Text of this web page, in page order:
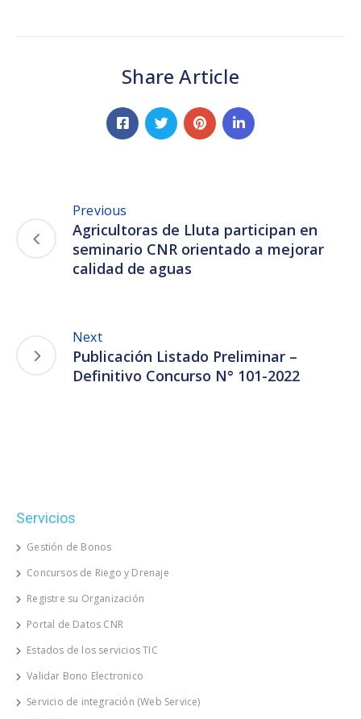
Share Article
Previous
Agricultoras de Lluta participan en
seminario CNR orientado a mejorar
calidad de aguas
Next
Publicación Listado Preliminar –
Definitivo Concurso N° 101-2022
Servicios
Gestión de Bonos
Concursos de Riego y Drenaje
Registre su Organización
Portal de Datos CNR
Estados de los servicios TIC
Validar Bono Electronico
Servicio de integración (Web Service)